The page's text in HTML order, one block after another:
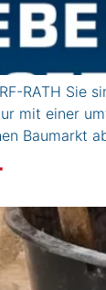
RATH
mit einer
Baumarkt